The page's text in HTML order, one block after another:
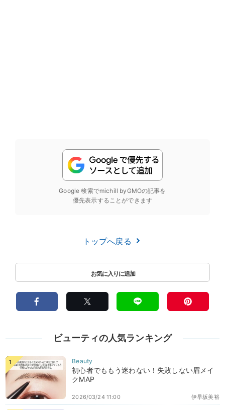
Google 検索でmichill byGMOの記事を
優先表示することができます
トップへ戻る
ビューティの人気ランキング
初心者でももう迷わない！失敗しない眉メイ
クMAP
伊早坂美裕
2026/03/24 11:00